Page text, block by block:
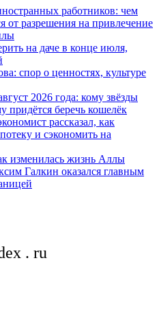
работников: чем
от разрешения на привлечение
на даче в конце июля,
спор о ценностях, культуре
2026 года: кому звёзды
придётся беречь кошелёк
рассказал, как
и сэкономить на
изменилась жизнь Аллы
Галкин оказался главным
. ru